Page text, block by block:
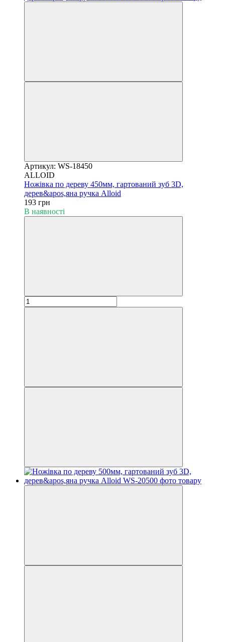
Артикул: WS-18450
ALLOID
Ножівка по дереву 450мм, гартований зуб 3D,
дерев&apos,яна ручка Alloid
193 грн
В наявності